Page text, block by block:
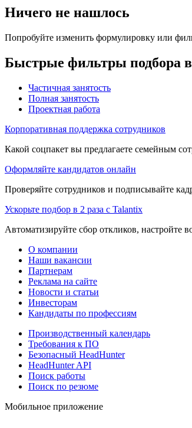
Ничего не нашлось
Попробуйте изменить формулировку или
Быстрые фильтры подбора
Частичная занятость
Полная занятость
Проектная работа
Корпоративная поддержка сотрудников
Какой соцпакет вы предлагаете семейным
Оформляйте кандидатов онлайн
Проверяйте сотрудников и подписывайте
Ускорьте подбор в 2 раза с Talantix
Автоматизируйте сбор откликов, настройте
О компании
Наши вакансии
Партнерам
Реклама на сайте
Новости и статьи
Инвесторам
Кандидаты по профессиям
Производственный календарь
Требования к ПО
Безопасный HeadHunter
HeadHunter API
Поиск работы
Поиск по резюме
Мобильное приложение